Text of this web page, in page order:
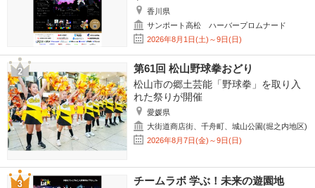
香川県
サンポート高松 ハーバープロムナード
2026年8月1日(土)～9日(日)
第61回 松山野球拳おどり
松山市の郷土芸能「野球拳」を取り入
れた祭りが開催
愛媛県
大街道商店街、千舟町、城山公園(堀之内地区)
2026年8月7日(金)～9日(日)
チームラボ 学ぶ！未来の遊園地